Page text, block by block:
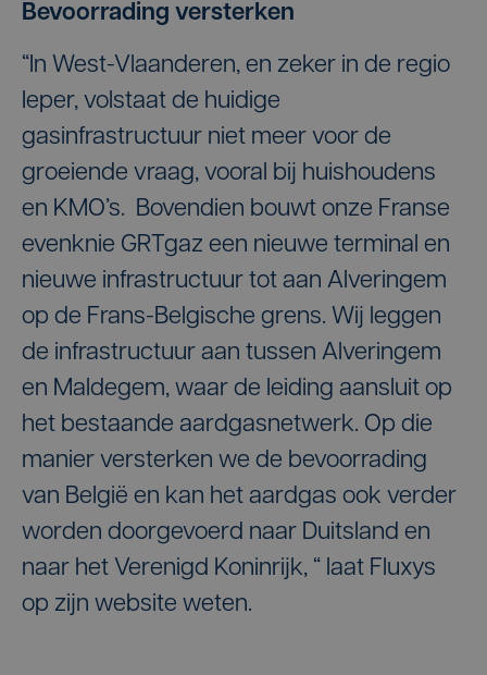
Bevoorrading versterken
“In West-Vlaanderen, en zeker in de regio
Ieper, volstaat de huidige
gasinfrastructuur niet meer voor de
groeiende vraag, vooral bij huishoudens
en KMO’s. Bovendien bouwt onze Franse
evenknie GRTgaz een nieuwe terminal en
nieuwe infrastructuur tot aan Alveringem
op de Frans-Belgische grens. Wij leggen
de infrastructuur aan tussen Alveringem
en Maldegem, waar de leiding aansluit op
het bestaande aardgasnetwerk. Op die
manier versterken we de bevoorrading
van België en kan het aardgas ook verder
worden doorgevoerd naar Duitsland en
naar het Verenigd Koninrijk, “ laat Fluxys
op zijn website weten.